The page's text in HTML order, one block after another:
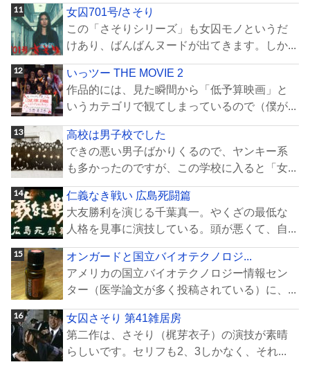
女囚701号/さそり
この「さそりシリーズ」も女囚モノというだ
けあり、ばんばんヌードが出てきます。しか...
いっツー THE MOVIE 2
作品的には、見た瞬間から「低予算映画」と
いうカテゴリで観てしまっているので（僕が...
高校は男子校でした
できの悪い男子ばかりくるので、ヤンキー系
も多かったのですが、この学校に入ると「女...
仁義なき戦い 広島死闘篇
大友勝利を演じる千葉真一。やくざの最低な
人格を見事に演技している。頭が悪くて、自...
オンガードと国立バイオテクノロジ...
アメリカの国立バイオテクノロジー情報セン
ター（医学論文が多く投稿されている）に、...
女囚さそり 第41雑居房
第二作は、さそり（梶芽衣子）の演技が素晴
らしいです。セリフも2、3しかなく、それ...